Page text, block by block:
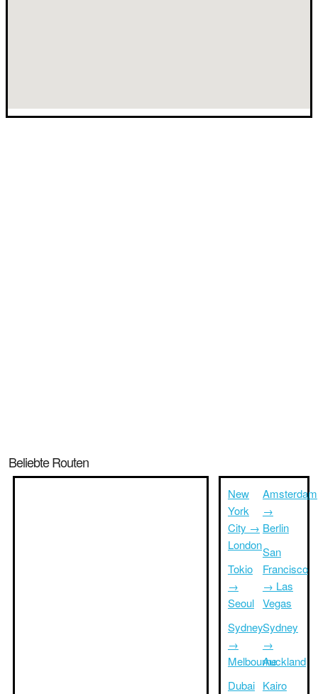
Beliebte Routen
New
York
City →
London
Tokio
→
Seoul
Sydney
→
Melbourne
Dubai
Amsterdam
→
Berlin
San
Francisco
→ Las
Vegas
Sydney
→
Auckland
Kairo